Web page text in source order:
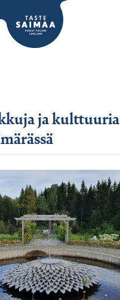
ja kulttuuria